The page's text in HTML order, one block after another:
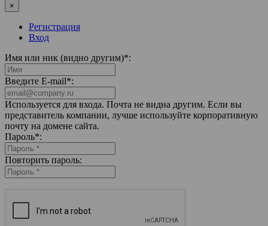
×
Регистрация
Вход
Имя или ник (видно другим)*:
Введите E-mail*:
Используется для входа. Почта не видна другим. Если вы
представитель компании, лучше используйте корпоративную
почту на домене сайта.
Пароль*:
Повторить пароль: